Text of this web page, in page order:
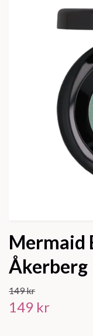
Mermaid
Åkerberg
149 kr
149 kr